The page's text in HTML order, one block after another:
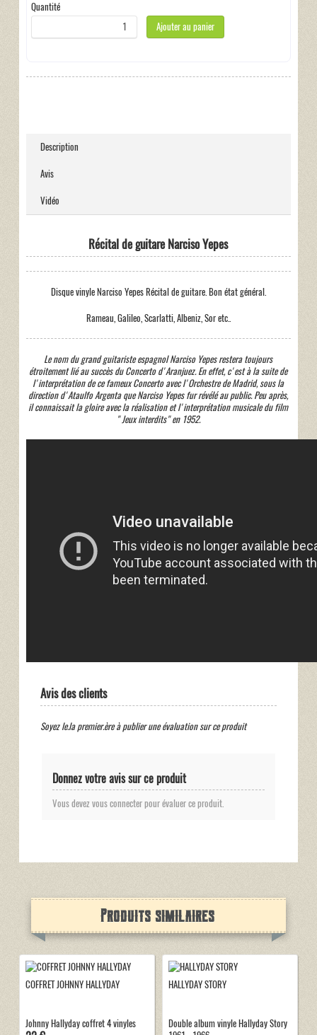
Quantité
Ajouter au panier
Description
Avis
Vidéo
Récital de guitare Narciso Yepes
Disque vinyle Narciso Yepes Récital de guitare. Bon état général.
Rameau, Galileo, Scarlatti, Albeniz, Sor etc..
Le nom du grand guitariste espagnol Narciso Yepes restera toujours
étroitement lié au succès du Concerto d'Aranjuez. En effet, c'est à la suite de
l'interprétation de ce fameux Concerto avec l'Orchestre de Madrid, sous la
direction d'Ataulfo Argenta que Narciso Yepes fur révélé au public. Peu après,
il connaissait la gloire avec la réalisation et l'interprétation musicale du film
" Jeux interdits" en 1952.
Avis des clients
Soyez le.la premier.ère à publier une évaluation sur ce produit
Donnez votre avis sur ce produit
Vous devez vous connecter pour évaluer ce produit.
Produits similaires
COFFRET JOHNNY HALLYDAY
Johnny Hallyday coffret 4 vinyles
HALLYDAY STORY
Double album vinyle Hallyday Story